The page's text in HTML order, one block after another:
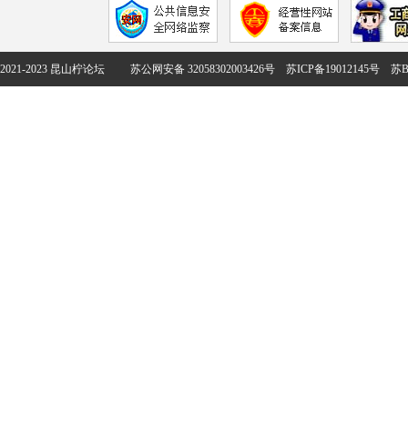
2021-2023 昆山柠论坛 苏公网安备 32058302003426号 苏ICP备19012145号 苏